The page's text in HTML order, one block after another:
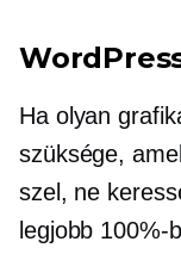
Ha olyan
szüksége,
szel, ne
legjobb 100%-